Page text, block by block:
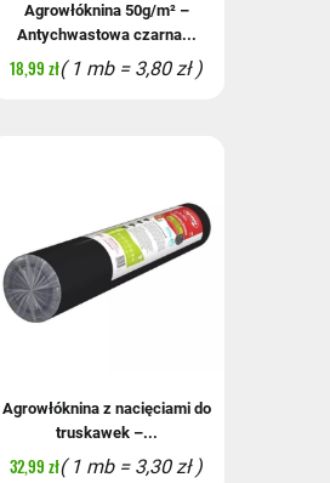
Agrowłóknina 50g/m² –
Antychwastowa czarna...
18,99 zł( 1 mb = 3,80 zł )
Agrowłóknina z nacięciami do
truskawek –...
32,99 zł( 1 mb = 3,30 zł )